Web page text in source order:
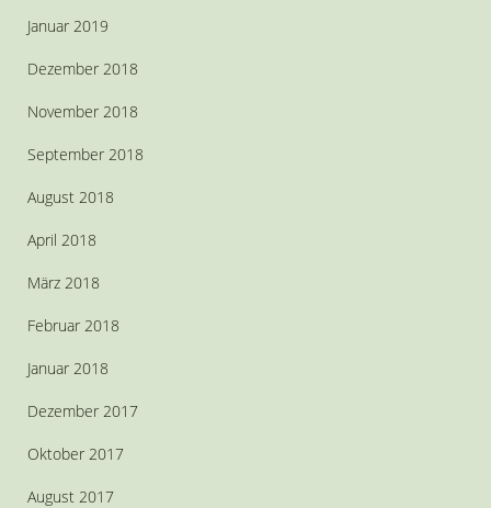
Januar 2019
Dezember 2018
November 2018
September 2018
August 2018
April 2018
März 2018
Februar 2018
Januar 2018
Dezember 2017
Oktober 2017
August 2017